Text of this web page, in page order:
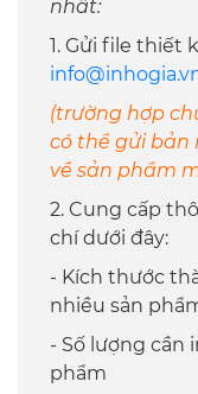
nhất:
1. Gửi file thiết
(trường hợp
có thể gửi
về sản phẩm
2. Cung cấp
chí dưới đây:
- Kích thước
nhiều sản
- Số lượng cần
phẩm